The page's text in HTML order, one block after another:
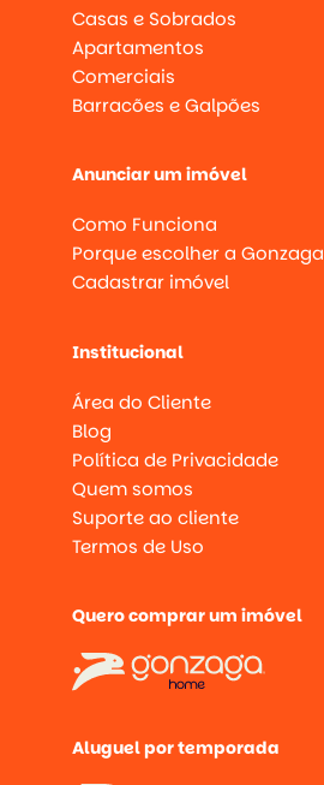
Casas e Sobrados
Apartamentos
Comerciais
Barracões e Galpões
Anunciar um imóvel
Como Funciona
Porque escolher a Gonzaga
Cadastrar imóvel
Institucional
Área do Cliente
Blog
Política de Privacidade
Quem somos
Suporte ao cliente
Termos de Uso
Quero comprar um imóvel
Aluguel por temporada